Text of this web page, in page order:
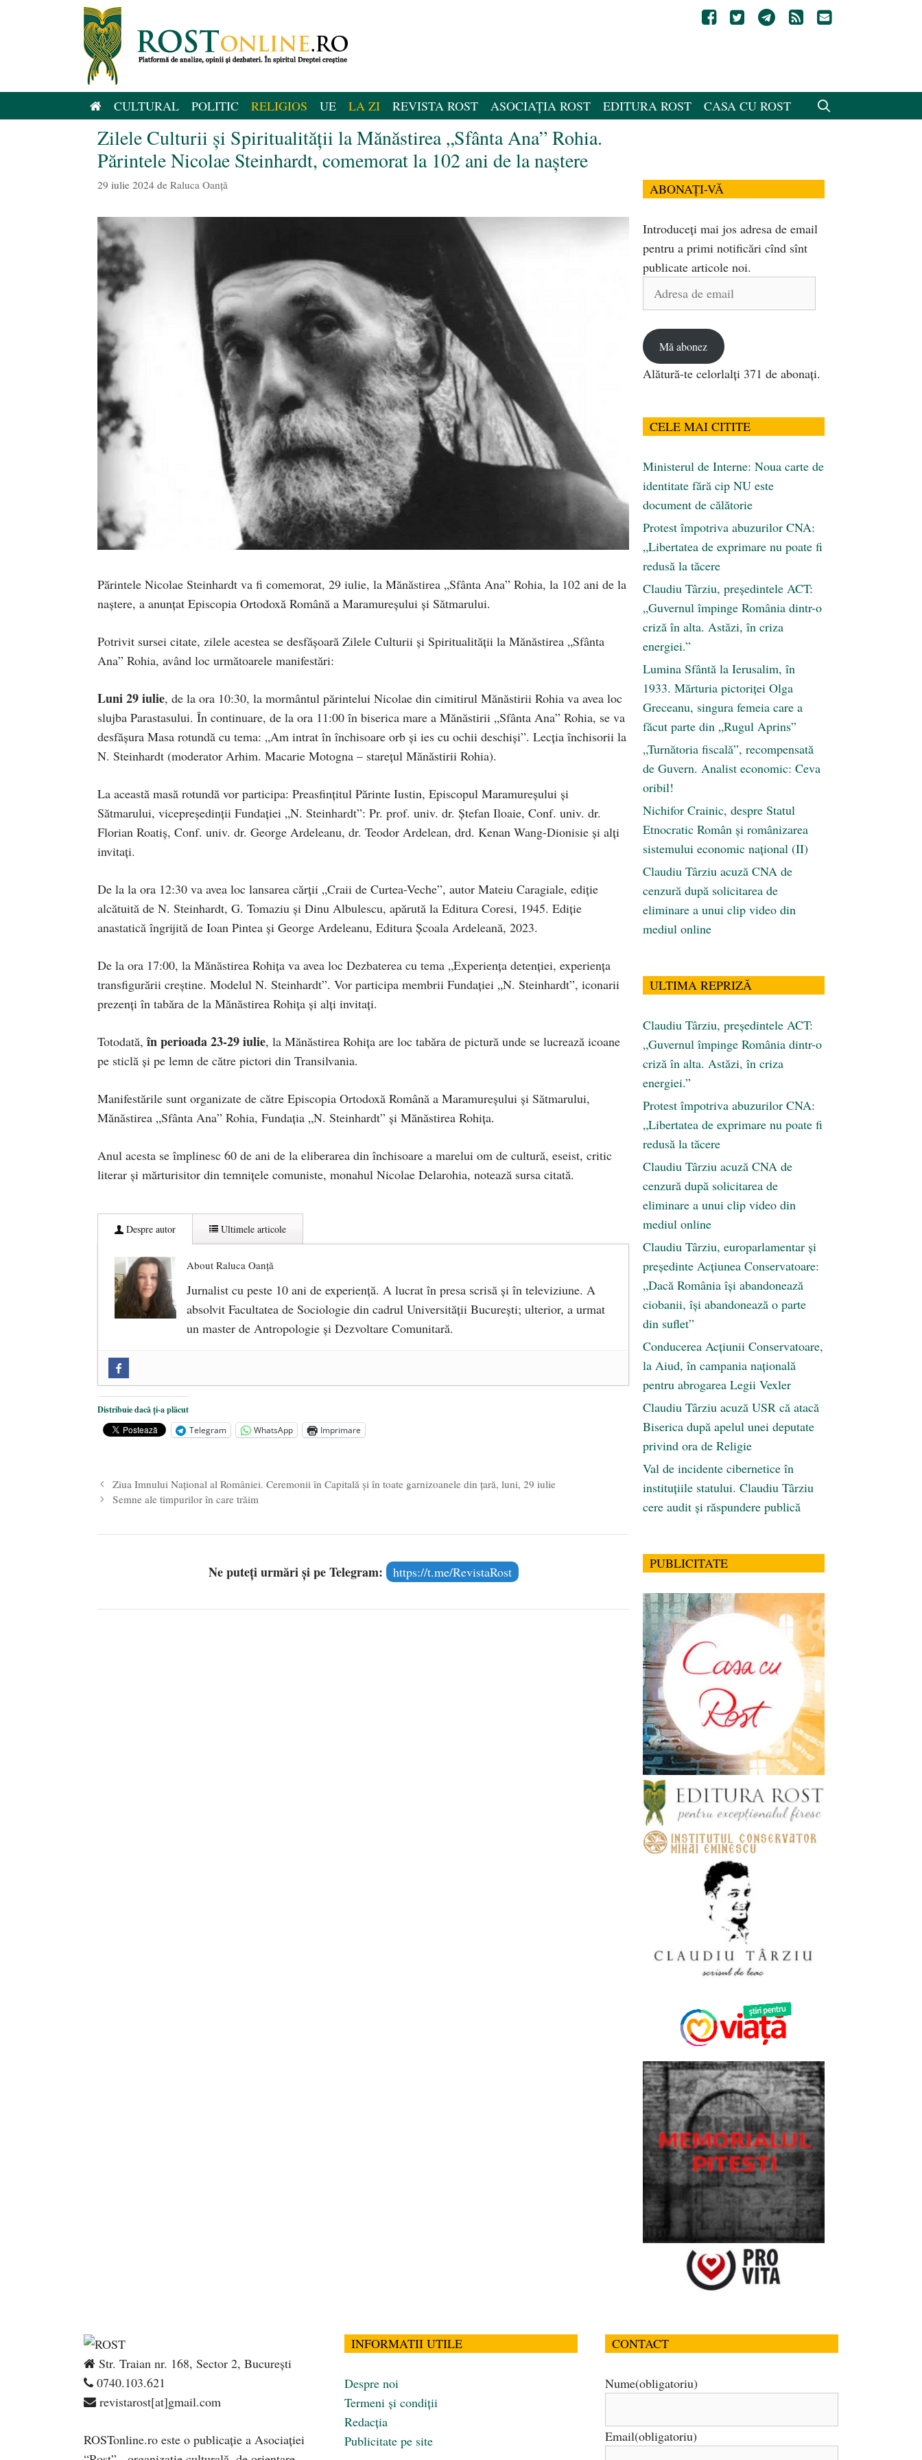
CULTURAL POLITIC RELIGIOS UE LA ZI REVISTA ROST ASOCIAȚIA ROST EDITURA ROST CASA CU ROST
Zilele Culturii și Spiritualității la Mănăstirea „Sfânta Ana” Rohia.
Părintele Nicolae Steinhardt, comemorat la 102 ani de la naștere
29 iulie 2024 de Raluca Oanță
Părintele Nicolae Steinhardt va fi comemorat, 29 iulie, la Mănăstirea „Sfânta Ana” Rohia, la 102 ani de la
naștere, a anunțat Episcopia Ortodoxă Română a Maramureșului și Sătmarului.
Potrivit sursei citate, zilele acestea se desfășoară Zilele Culturii și Spiritualității la Mănăstirea „Sfânta
Ana” Rohia, având loc următoarele manifestări:
Luni 29 iulie, de la ora 10:30, la mormântul părintelui Nicolae din cimitirul Mănăstirii Rohia va avea loc
slujba Parastasului. În continuare, de la ora 11:00 în biserica mare a Mănăstirii „Sfânta Ana” Rohia, se va
desfășura Masa rotundă cu tema: „Am intrat în închisoare orb și ies cu ochii deschiși”. Lecția închisorii la
N. Steinhardt (moderator Arhim. Macarie Motogna – starețul Mănăstirii Rohia).
La această masă rotundă vor participa: Preasfințitul Părinte Iustin, Episcopul Maramureșului și
Sătmarului, vicepreședinții Fundației „N. Steinhardt”: Pr. prof. univ. dr. Ștefan Iloaie, Conf. univ. dr.
Florian Roatiș, Conf. univ. dr. George Ardeleanu, dr. Teodor Ardelean, drd. Kenan Wang-Dionisie și alți
invitați.
De la la ora 12:30 va avea loc lansarea cărții „Craii de Curtea-Veche”, autor Mateiu Caragiale, ediție
alcătuită de N. Steinhardt, G. Tomaziu și Dinu Albulescu, apărută la Editura Coresi, 1945. Ediție
anastatică îngrijită de Ioan Pintea și George Ardeleanu, Editura Școala Ardeleană, 2023.
De la ora 17:00, la Mănăstirea Rohița va avea loc Dezbaterea cu tema „Experiența detenției, experiența
transfigurării creștine. Modelul N. Steinhardt”. Vor participa membrii Fundației „N. Steinhardt”, iconarii
prezenți în tabăra de la Mănăstirea Rohița și alți invitați.
Totodată,în perioada 23-29 iulie, la Mănăstirea Rohița are loc tabăra de pictură unde se lucrează icoane
pe sticlă și pe lemn de către pictori din Transilvania.
Manifestările sunt organizate de către Episcopia Ortodoxă Română a Maramureșului și Sătmarului,
Mănăstirea „Sfânta Ana” Rohia, Fundația „N. Steinhardt” și Mănăstirea Rohița.
Anul acesta se împlinesc 60 de ani de la eliberarea din închisoare a marelui om de cultură, eseist, critic
literar și mărturisitor din temnițele comuniste, monahul Nicolae Delarohia, notează sursa citată.
Despre autor Ultimele articole
About Raluca Oanță
Jurnalist cu peste 10 ani de experiență. A lucrat în presa scrisă și în televiziune. A
absolvit Facultatea de Sociologie din cadrul Universității București; ulterior, a urmat
un master de Antropologie și Dezvoltare Comunitară.
comemorat la 102 ani de la naștere - 29 iulie 2024
„Carnea cultivată” în laborator, tot mai aproape de autorizare pentru comercializare în UE
iulie 2024
Distribuie dacă ți-a plăcut
Telegram
WhatsApp Imprimare
Ziua Imnului Național al României. Ceremonii în Capitală și în toate garnizoanele din țară, luni, 29 iulie
Semne ale timpurilor în care trăim
Ne puteți urmări și pe Telegram: https://t.me/RevistaRost
ABONAȚI-VĂ
Introduceți mai jos adresa de email
pentru a primi notificări cînd sînt
publicate articole noi.
Adresa
Mă abonez
Alătură-te celorlalți 371 de abonați.
CELE MAI CITITE
Ministerul de Interne: Noua carte de
identitate fără cip NU este
document de călătorie
Protest împotriva abuzurilor CNA:
„Libertatea de exprimare nu poate fi
redusă la tăcere
Claudiu Târziu, președintele ACT:
„Guvernul împinge România dintr-o
criză în alta. Astăzi, în criza
energiei.”
Lumina Sfântă la Ierusalim, în
1933. Mărturia pictoriței Olga
Greceanu, singura femeia care a
făcut parte din „Rugul Aprins”
„Turnătoria fiscală”, recompensată
de Guvern. Analist economic: Ceva
oribil!
Nichifor Crainic, despre Statul
Etnocratic Român şi românizarea
sistemului economic naţional (II)
Claudiu Târziu acuză CNA de
cenzură după solicitarea de
eliminare a unui clip video din
mediul online
ULTIMA REPRIZĂ
Claudiu Târziu, președintele ACT:
„Guvernul împinge România dintr-o
criză în alta. Astăzi, în criza
energiei.”
Protest împotriva abuzurilor CNA:
„Libertatea de exprimare nu poate fi
redusă la tăcere
Claudiu Târziu acuză CNA de
cenzură după solicitarea de
eliminare a unui clip video din
mediul online
Claudiu Târziu, europarlamentar și
președinte Acțiunea Conservatoare:
„Dacă România își abandonează
ciobanii, își abandonează o parte
din suflet”
Conducerea Acțiunii Conservatoare,
la Aiud, în campania națională
pentru abrogarea Legii Vexler
Claudiu Târziu acuză USR că atacă
Biserica după apelul unei deputate
privind ora de Religie
Val de incidente cibernetice în
instituțiile statului. Claudiu Târziu
cere audit și răspundere publică
PUBLICITATE
Str. Traian nr. 168, Sector 2, București
0740.103.621
revistarost[at]gmail.com
ROSTonline.ro este o publicaţie a Asociaţiei
INFORMATII UTILE
Despre noi
Termeni și condiții
Redacția
Publicitate pe site
CONTACT
Nume(obligatoriu)
Email(obligatoriu)